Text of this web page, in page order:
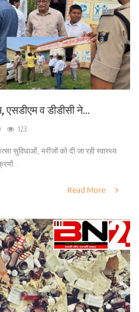
एसडीएम व डीडीसी ने...
123
सुविधाओं, मरीजों को दी जा रही स्वास्थ्य
Read More